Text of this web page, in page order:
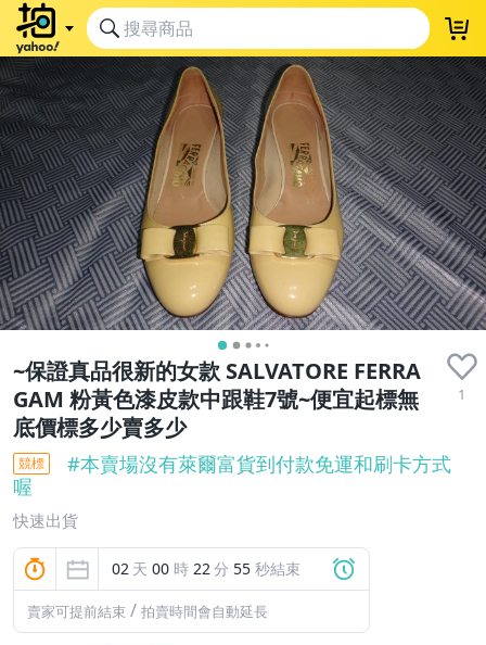
~保證真品很新的女款 SALVATORE FERRA
GAM 粉黃色漆皮款中跟鞋7號~便宜起標無
底價標多少賣多少
1
競標 #本賣場沒有萊爾富貨到付款免運和刷卡方式
喔
快速出貨
02 天 00 時 22分 53 秒結束
賣家可提前結束 / 拍賣時間會自動延長